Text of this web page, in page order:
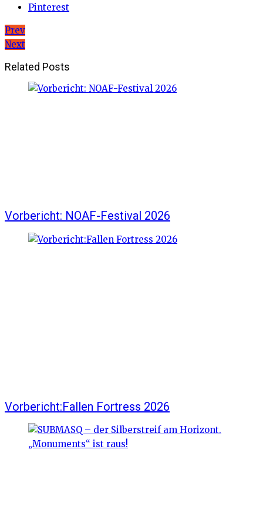
Pinterest
Beitragsnavigation
Prev
Next
Related Posts
Vorbericht: NOAF-Festival 2026
Vorbericht:Fallen Fortress 2026